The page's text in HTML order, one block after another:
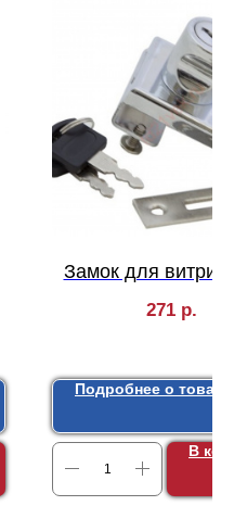
Замок для
271 р.
Подробнее о товаре
В